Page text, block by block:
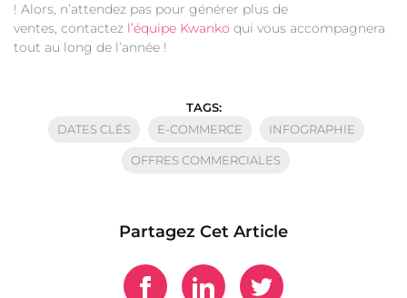
! Alors, n’attendez pas pour générer plus de
ventes, contactez l’équipe Kwanko qui vous accompagnera
tout au long de l’année !
TAGS:
DATES CLÉS
E-COMMERCE INFOGRAPHIE
OFFRES COMMERCIALES
Partagez Cet Article